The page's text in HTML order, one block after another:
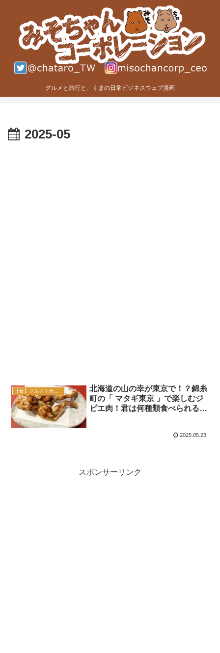
グルメと旅行と、くまの日常ビジネスウェブ漫画
2025-05
北海道の山の幸が東京で！？錦糸
町の「 マタギ東京 」で楽しむジ
ビエ肉！君は何種類食べられるか
2025.05.23
スポンサーリンク